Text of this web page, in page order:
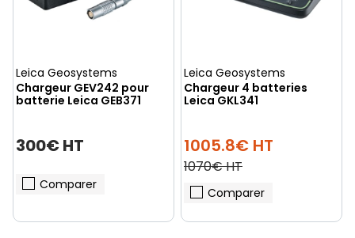
Leica Geosystems
Chargeur GEV242 pour
batterie Leica GEB371
300€ HT
Comparer
Leica Geosystems
Chargeur 4 batteries
Leica GKL341
1005.8€ HT
1070€ HT
Comparer